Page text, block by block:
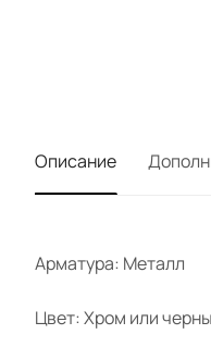
Описание
Арматура: Металл
Цвет: Хром или